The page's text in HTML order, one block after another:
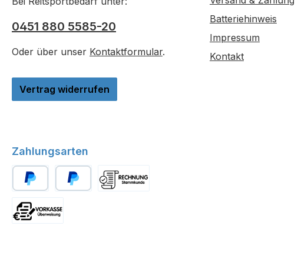
0451 880 5585-20
Oder über unser Kontaktformular.
Vertrag widerrufen
Batteriehinweis
Impressum
Kontakt
Zahlungsarten